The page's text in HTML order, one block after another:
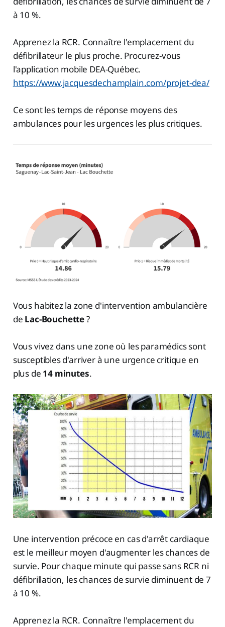
à 10 %.
Apprenez la RCR. Connaître l'emplacement du
défibrillateur le plus proche. Procurez-vous
l'application mobile DEA-Québec.
https://www.jacquesdechamplain.com/projet-dea/
Ce sont les temps de réponse moyens des
ambulances pour les urgences les plus critiques.
Vous habitez la zone d'intervention ambulancière
de Lac-Bouchette?
Vous vivez dans une zone où les paramédics sont
susceptibles d'arriver à une urgence critique en
plus de 14 minutes.
Une intervention précoce en cas d'arrêt cardiaque
est le meilleur moyen d'augmenter les chances de
survie. Pour chaque minute qui passe sans RCR ni
défibrillation, les chances de survie diminuent de 7
à 10 %.
Apprenez la RCR. Connaître l'emplacement du